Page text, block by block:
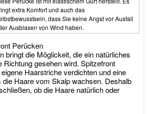
extra Komfort und auch das
dass Sie keine Angst vor Ausfall
Ausblasen von Wind haben.
Perücken
bringt die Möglickeit, die ein natürliches
Richtung gesehen wird. Spitzefront
Haarstriche verdichten und eine
die Haare vom Skalp wachsen. Deshalb
ob die Haare natürlich oder